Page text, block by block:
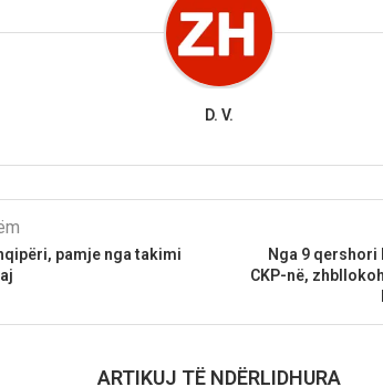
D. V.
pamje nga takimi
Nga 9 qershori
CKP-në,
ARTIKUJ TË NDËRLIDHURA